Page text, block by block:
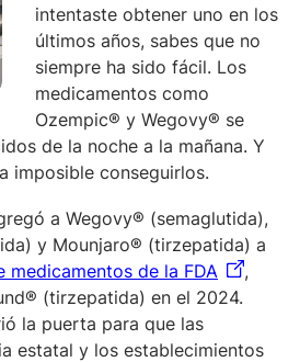
intentaste obtener uno en los
últimos años, sabes que no
siempre ha sido fácil. Los
medicamentos como
Ozempic® y Wegovy® se
de la noche a la mañana. Y
imposible conseguirlos.
a Wegovy® (semaglutida),
y Mounjaro® (tirzepatida) a
medicamentos de la FDA
,
(tirzepatida) en el 2024.
la puerta para que las
estatal y los establecimientos